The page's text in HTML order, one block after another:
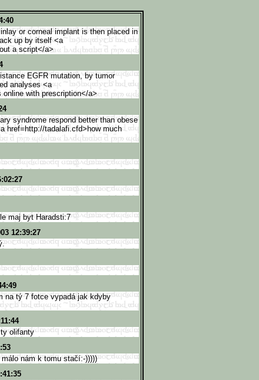
or corneal implant is then placed in
up by itself <a
a script</a>
EGFR mutation, by tumor
analyses <a
online with prescription</a>
syndrome respond better than obese
href=http://tadalafi.cfd>how much
maj byt Haradsti:7
12:39:27
na tý 7 fotce vypadá jak kdyby
olifanty
nám k tomu stačí:-)))))